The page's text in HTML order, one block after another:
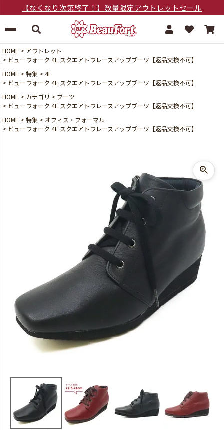
【なくなり次第終了！】数量限定アウトレットセール
HOME
アウトレット
ビューウォーク 4E スクエアトウレースアップブーツ【返品交換不可】
HOME
特集
4E
ビューウォーク 4E スクエアトウレースアップブーツ【返品交換不可】
HOME
カテゴリ
ブーツ
ビューウォーク 4E スクエアトウレースアップブーツ【返品交換不可】
HOME
特集
オフィス・フォーマル
ビューウォーク 4E スクエアトウレースアップブーツ【返品交換不可】